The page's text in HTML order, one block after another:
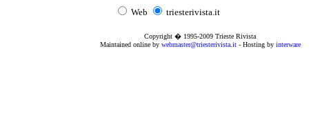
Web triesterivista.it
Copyright � 1995-2009 Trieste Rivista
Maintained online by webmaster@triesterivista.it- Hosting by interware